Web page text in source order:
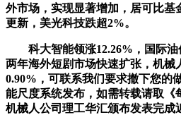
外市场，实现显著增加，居可比基
更新，美光科技跌超2%。
科大智能领涨12.26%，国际油
两年海外短剧市场快速扩张，机械
0.90%，可联系我们要求撤下您的
能尺度系统发布，如需转载请取《
机械人公司理工华汇颁布发表完成